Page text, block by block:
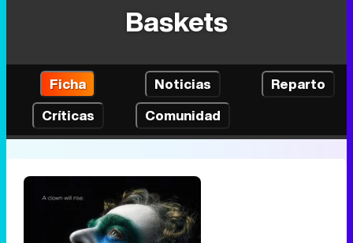
Baskets
Ficha Noticias
Reparto
Críticas
Comunidad